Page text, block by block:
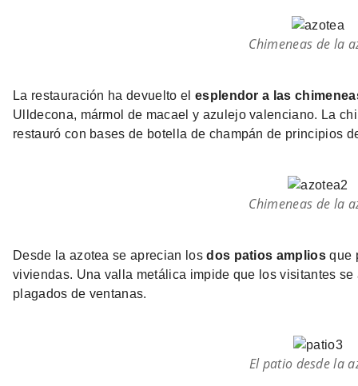
Chimeneas de la
La restauración ha devuelto el esplendor a las
Ulldecona, mármol de macael y azulejo valenciano. La
restauró con bases de botella de champán de principios
Chimeneas de la
Desde la azotea se aprecian losdos patios amplios que
viviendas. Una valla metálica impide que los visitantes
plagados de ventanas.
El patio desde la